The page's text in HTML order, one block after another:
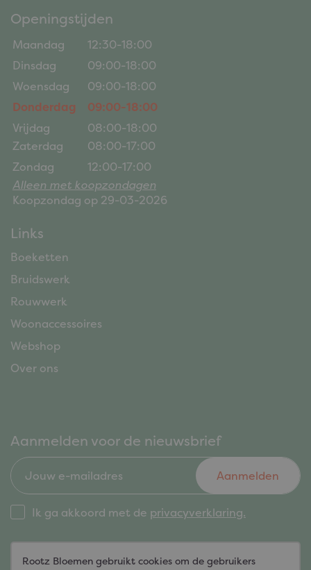
Openingstijden
Maandag
12:30-18:00
Dinsdag
09:00-18:00
Woensdag
09:00-18:00
Donderdag
09:00-18:00
Vrijdag
08:00-18:00
Zaterdag
08:00-17:00
Zondag
12:00-17:00
Alleen met koopzondagen
Koopzondag op 29-03-2026
Links
Boeketten
Bruidswerk
Rouwwerk
Woonaccessoires
Webshop
Over ons
Aanmelden voor de nieuwsbrief
Aanmelden
Ik ga akkoord met de privacyverklaring.
Rootz Bloemen gebruikt cookies om de gebruikers